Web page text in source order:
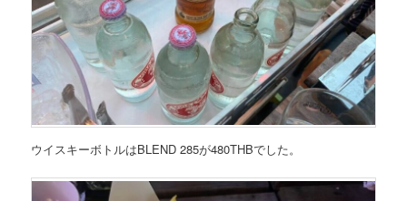
ウイスキーボトルはBLEND 285が480THBでした。